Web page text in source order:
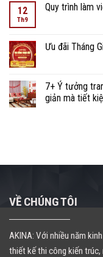
12
Th9
Quy trình làm
Ưu đãi Tháng
7+ Ý tưởng
giản mà tiết
VỀ CHÚNG TÔI
AKINA: Với nhiều năm
thiết kế thi công kiến